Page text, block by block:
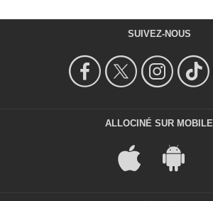
SUIVEZ-NOUS
ALLOCINÉ SUR MOBILE